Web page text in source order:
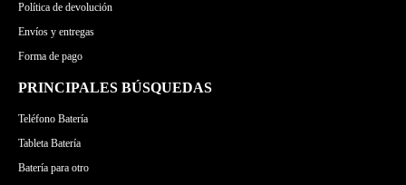
Política de devolución
Envíos y entregas
Forma de pago
PRINCIPALES BÚSQUEDAS
Teléfono Batería
Tableta Batería
Batería para otro